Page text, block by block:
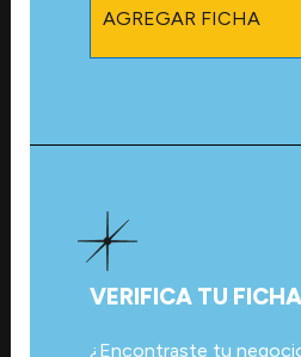
AGREGAR FICHA
VERIFICA TU FICHA
¿Encontraste tu